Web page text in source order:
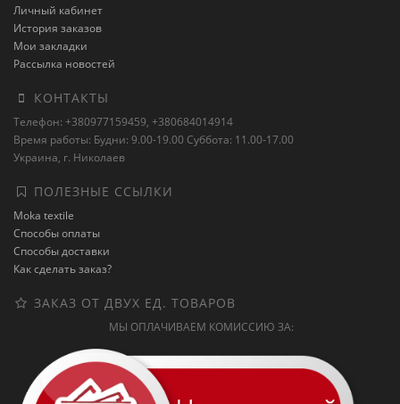
Личный кабинет
История заказов
Мои закладки
Рассылка новостей
КОНТАКТЫ
Телефон: +380977159459, +380684014914
Время работы: Будни: 9.00-19.00 Суббота: 11.00-17.00
Украина, г. Николаев
ПОЛЕЗНЫЕ ССЫЛКИ
Moka textile
Способы оплаты
Способы доставки
Как сделать заказ?
ЗАКАЗ ОТ ДВУХ ЕД. ТОВАРОВ
МЫ ОПЛАЧИВАЕМ КОМИССИЮ ЗА: